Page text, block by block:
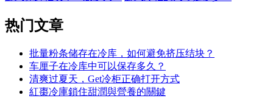
热门文章
批量粉条储存在冷库，如何避免挤压结块？
车厘子在冷库中可以保存多久？
清爽过夏天，Get冷柜正确打开方式
紅棗冷庫鎖住甜潤與營養的關鍵